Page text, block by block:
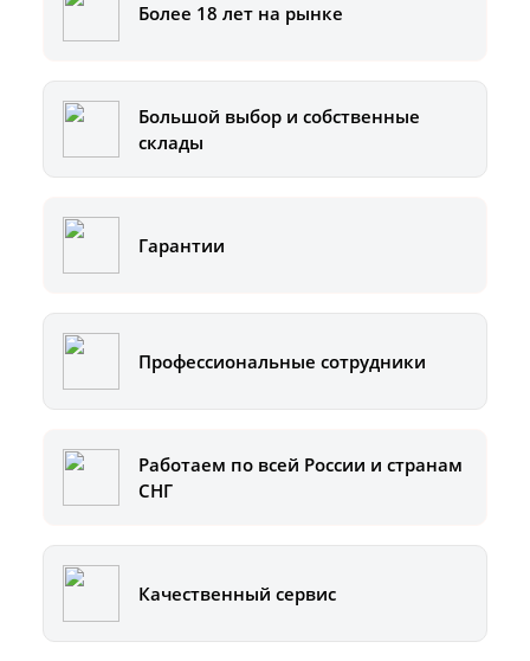
Более 18 лет на рынке
Большой выбор и собственные
склады
Гарантии
Профессиональные сотрудники
Работаем по всей России и странам
СНГ
Качественный сервис